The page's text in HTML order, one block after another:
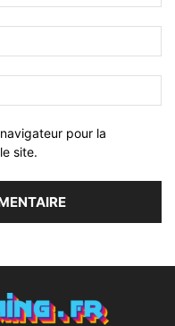
pour la
site.